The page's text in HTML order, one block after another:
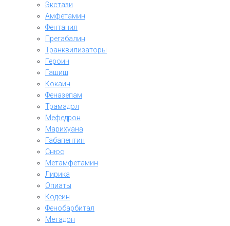
Экстази
Амфетамин
Фентанил
Прегабалин
Транквилизаторы
Героин
Гашиш
Кокаин
Феназепам
Трамадол
Мефедрон
Марихуана
Габапентин
Снюс
Метамфетамин
Лирика
Опиаты
Кодеин
Фенобарбитал
Метадон